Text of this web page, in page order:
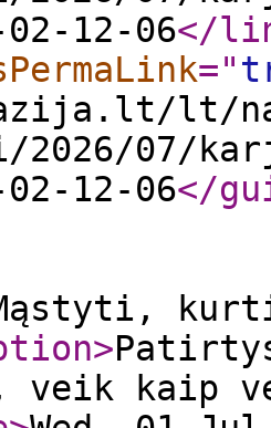
12-06</
="
lt/
2026/07/
12-06</
>
veik kaip